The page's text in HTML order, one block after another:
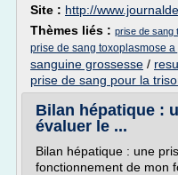
Site : http://
Thèmes liés : prise de sang
prise de sang toxoplasmose
sanguine grossesse /
prise de sang pour la
Bilan hépatique :
évaluer le ...
Bilan hépatique : une
fonctionnement de mon